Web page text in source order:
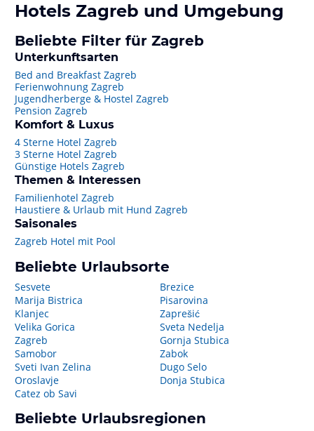
Hotels Zagreb und Umgebung
Beliebte Filter für Zagreb
Unterkunftsarten
Bed and Breakfast Zagreb
Ferienwohnung Zagreb
Jugendherberge & Hostel Zagreb
Pension Zagreb
Komfort & Luxus
4 Sterne Hotel Zagreb
3 Sterne Hotel Zagreb
Günstige Hotels Zagreb
Themen & Interessen
Familienhotel Zagreb
Haustiere & Urlaub mit Hund Zagreb
Saisonales
Zagreb Hotel mit Pool
Beliebte Urlaubsorte
Sesvete
Marija Bistrica
Klanjec
Velika Gorica
Zagreb
Samobor
Sveti Ivan Zelina
Oroslavje
Catez ob Savi
Brezice
Pisarovina
Zaprešić
Sveta Nedelja
Gornja Stubica
Zabok
Dugo Selo
Donja Stubica
Beliebte Urlaubsregionen